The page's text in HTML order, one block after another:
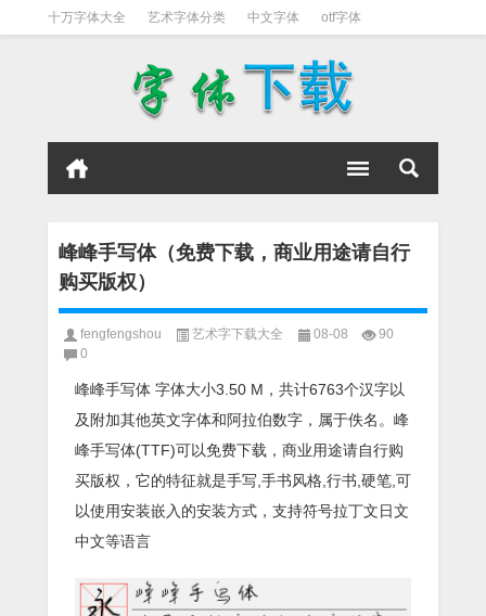
十万字体大全 艺术字体分类 中文字体 otf字体
峰峰手写体（免费下载，商业用途请自行
购买版权）
fengfengshou 艺术字下载大全 08-08
90
0
峰峰手写体 字体大小3.50 M，共计6763个汉字以
及附加其他英文字体和阿拉伯数字，属于佚名。峰
峰手写体(TTF)可以免费下载，商业用途请自行购
买版权，它的特征就是手写,手书风格,行书,硬笔,可
以使用安装嵌入的安装方式，支持符号拉丁文日文
中文等语言